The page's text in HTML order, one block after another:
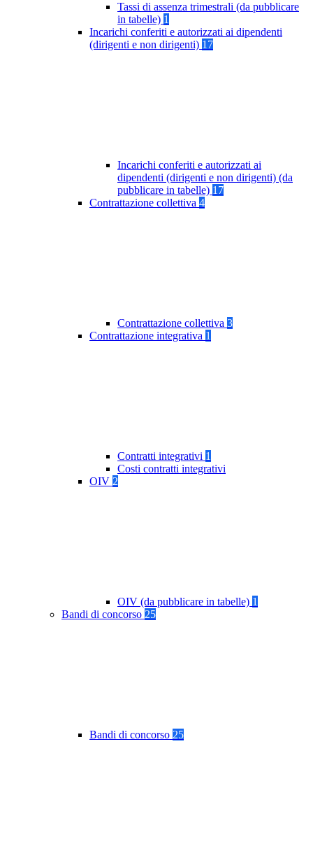
Tassi di assenza trimestrali (da pubblicare
in tabelle) 1
Incarichi conferiti e autorizzati ai dipendenti
(dirigenti e non dirigenti) 17
Incarichi conferiti e autorizzati ai
dipendenti (dirigenti e non dirigenti) (da
pubblicare in tabelle) 17
Contrattazione collettiva 4
Contrattazione collettiva 3
Contrattazione integrativa 1
Contratti integrativi 1
Costi contratti integrativi
OIV 2
OIV (da pubblicare in tabelle) 1
Bandi di concorso 25
Bandi di concorso 25